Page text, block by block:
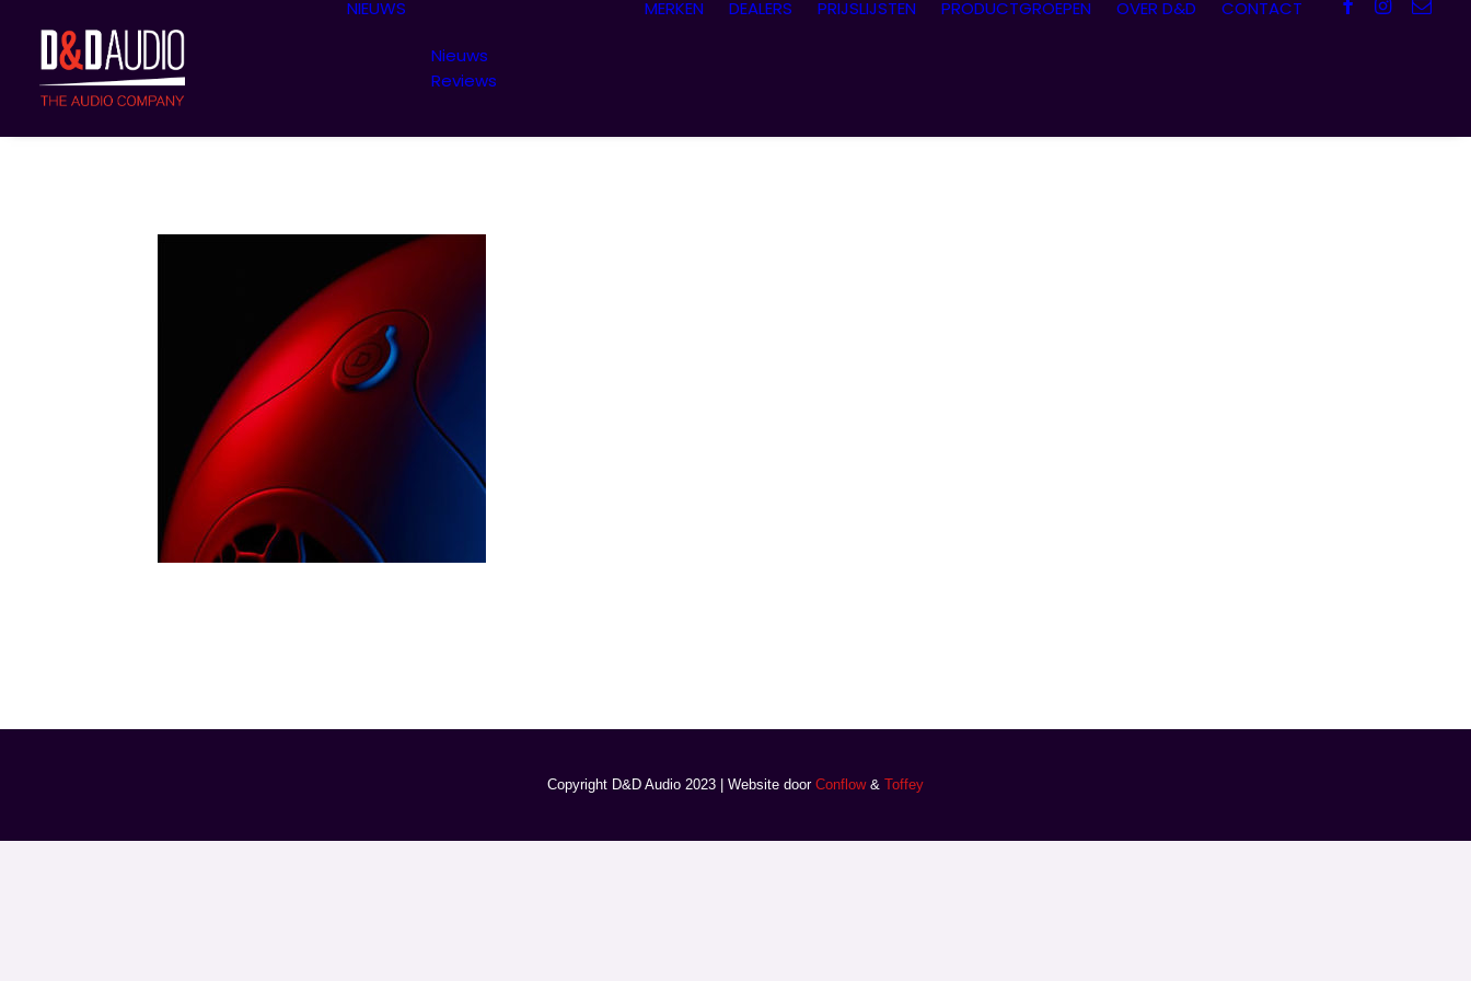
NIEUWS
Nieuws
Reviews
MERKEN DEALERS PRIJSLIJSTEN PRODUCTGROEPEN OVER D&D CONTACT
Copyright D&D Audio 2023 | Website door Conflow& Toffey